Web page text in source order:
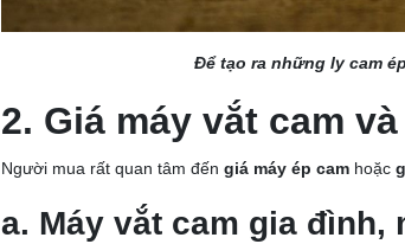
Để tạo ra những ly cam
2. Giá máy vắt cam
Người mua rất quan tâm đến giá máy ép cam hoặc
a. Máy vắt cam gia đình,